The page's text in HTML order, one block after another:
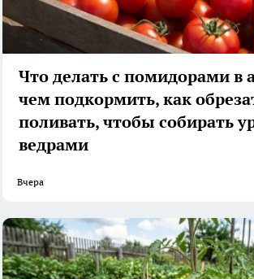
Что делать с помидорами в
чем подкормить, как
поливать, чтобы собирать
ведрами
Вчера